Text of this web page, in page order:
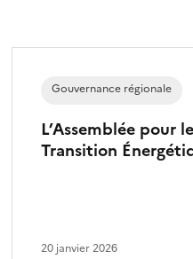
L’Assemblée pour
Transition
Gouvernance régionale
20 janvier 2026